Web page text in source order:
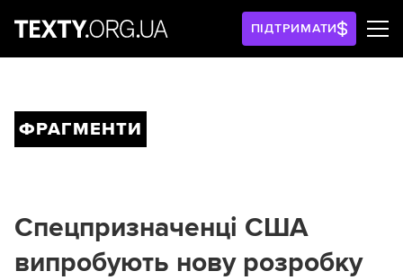
ПІДТРИМАТИ
ФРАГМЕНТИ
Спецпризначенці США
випробують нову розробку